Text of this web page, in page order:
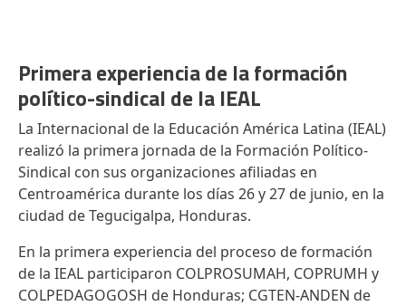
Primera experiencia de la formación
político-sindical de la IEAL
La Internacional de la Educación América Latina (IEAL)
realizó la primera jornada de la Formación Político-
Sindical con sus organizaciones afiliadas en
Centroamérica durante los días 26 y 27 de junio, en la
ciudad de Tegucigalpa, Honduras.
En la primera experiencia del proceso de formación
de la IEAL participaron COLPROSUMAH, COPRUMH y
COLPEDAGOGOSH de Honduras; CGTEN-ANDEN de